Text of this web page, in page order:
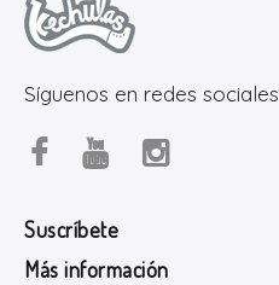
Síguenos en redes sociales
Suscríbete
Más información